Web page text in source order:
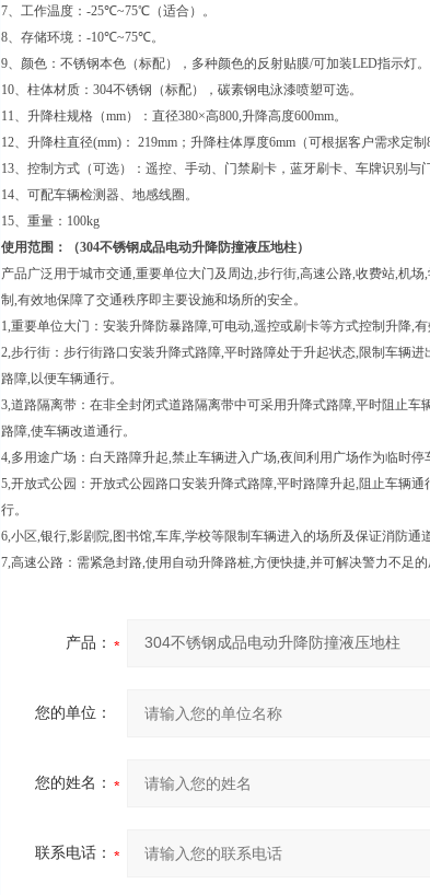
7、工作温度： -25℃~75℃ （适合）。
8、存储环境： -10℃~75℃。
9、颜色：不锈钢本色（标配），多种颜色的反射贴膜/可加装LED指示灯。
10、柱体材质： 304不锈钢（标配），碳素钢电泳漆喷塑可选。
11、升降柱规格（mm）：直径380×高800,升降高度600mm。
12、升降柱直径(mm) ： 219mm ；升降柱体厚度6mm （可根据客户需求定制
13、控制方式（可选）：遥控、手动、门禁刷卡，蓝牙刷卡、车牌识别与
14、可配车辆检测器、地感线圈。
15、重量： 100kg
使用范围：（304不锈钢成品电动升降防撞液压地柱）
产品广泛用于城市交通,重要单位大门及周边,步行街,高速公路,收费站,机场,
制 ,有效地保障了交通秩序即主要设施和场所的安全。
1,重要单位大门：安装升降防暴路障,可电动,遥控或刷卡等方式控制升降,有
2,步行街：步行街路口安装升降式路障,平时路障处于升起状态,限制车辆进
路障, 以便车辆通行。
3,道路隔离带：在非全封闭式道路隔离带中可采用升降式路障,平时阻止车
路障,使车辆改道通行。
4,多用途广场：白天路障升起,禁止车辆进入广场,夜间利用广场作为临时停
5,开放式公园：开放式公园路口安装升降式路障,平时路障升起,阻止车辆通
行。
6,小区,银行,影剧院,图书馆,车库,学校等限制车辆进入的场所及保证消防通
7,高速公路：需紧急封路,使用自动升降路桩,方便快捷,并可解决警力不足的
产品：
您的单位：
您的姓名：
联系电话：